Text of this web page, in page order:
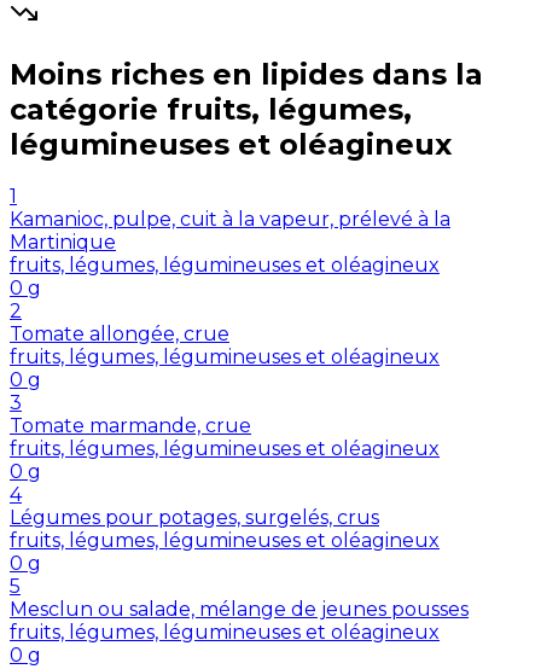
Moins riches en lipides dans la
catégorie fruits, légumes,
légumineuses et oléagineux
1
Kamanioc, pulpe, cuit à la vapeur, prélevé à la
Martinique
fruits, légumes, légumineuses et oléagineux
0 g
2
Tomate allongée, crue
fruits, légumes, légumineuses et oléagineux
0 g
3
Tomate marmande, crue
fruits, légumes, légumineuses et oléagineux
0 g
4
Légumes pour potages, surgelés, crus
fruits, légumes, légumineuses et oléagineux
0 g
5
Mesclun ou salade, mélange de jeunes pousses
fruits, légumes, légumineuses et oléagineux
0 g